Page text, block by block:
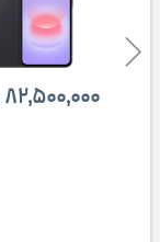
۸۲,۵۰۰,۰۰۰